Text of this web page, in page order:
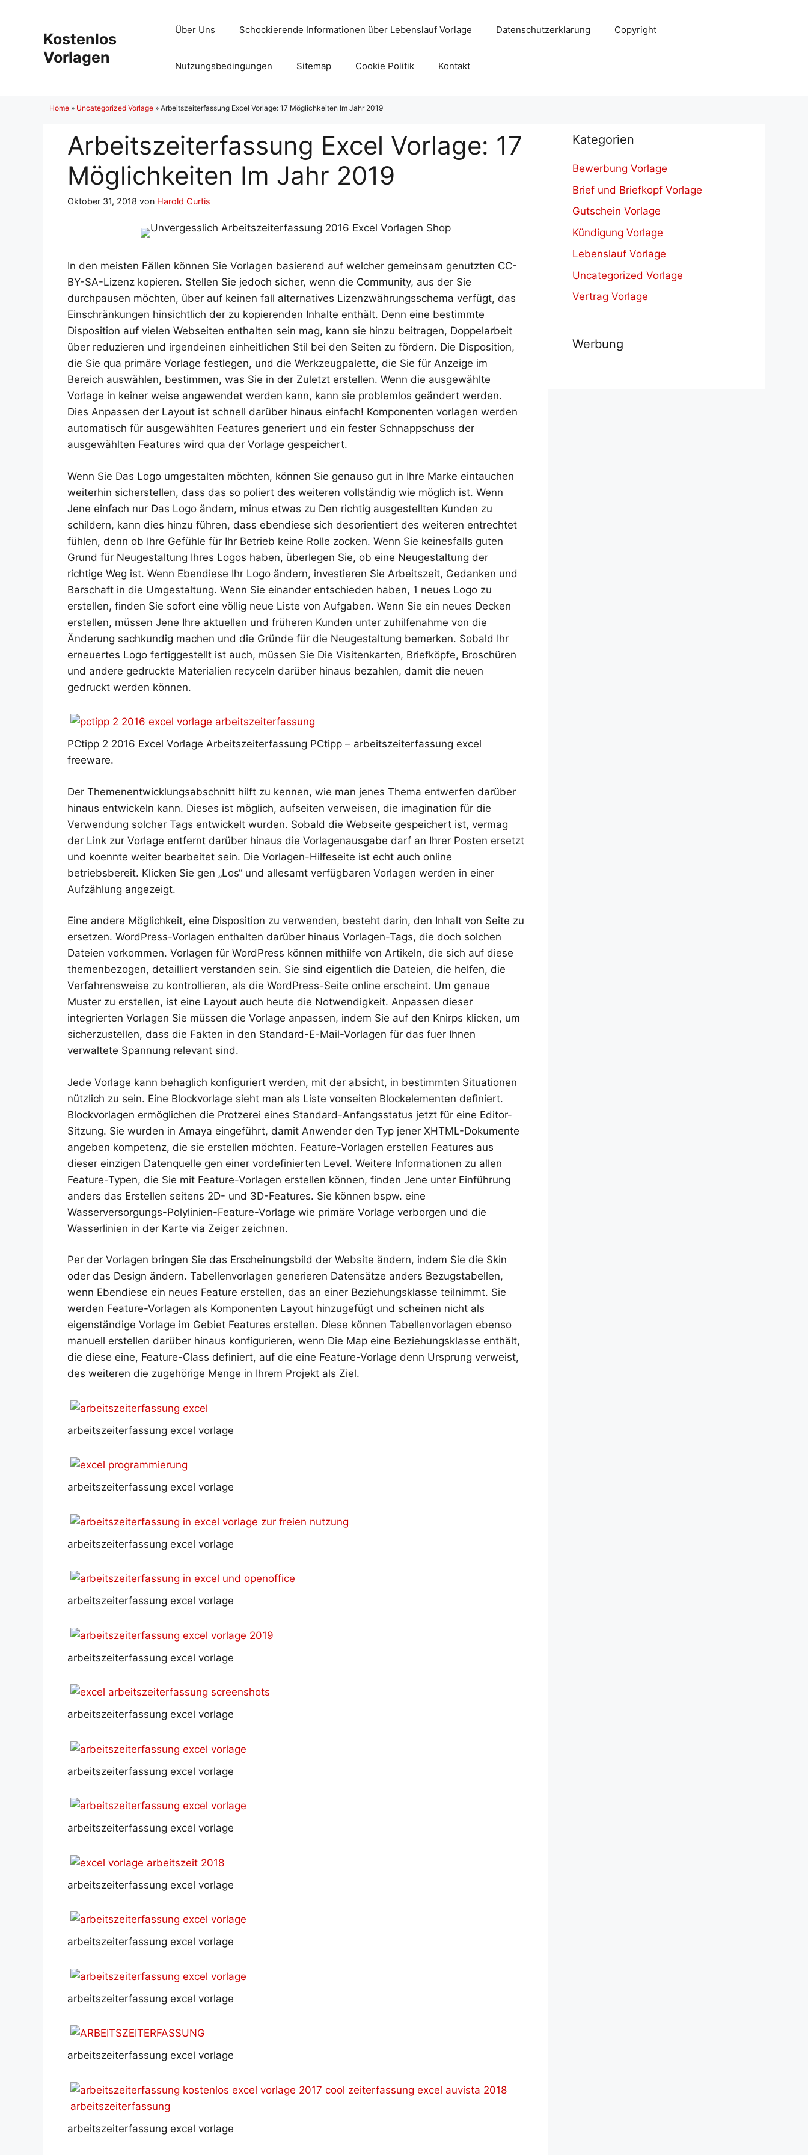
Kostenlos
Vorlagen
Über Uns Schockierende Informationen über Lebenslauf Vorlage Datenschutzerklarung Copyright
Nutzungsbedingungen Sitemap Cookie Politik Kontakt
Home » Uncategorized Vorlage » Arbeitszeiterfassung Excel Vorlage: 17 Möglichkeiten Im Jahr 2019
Arbeitszeiterfassung Excel Vorlage: 17
Möglichkeiten Im Jahr 2019
Oktober 31, 2018 von Harold Curtis
In den meisten Fällen können Sie Vorlagen basierend auf welcher gemeinsam genutzten CC-
BY-SA-Lizenz kopieren. Stellen Sie jedoch sicher, wenn die Community, aus der Sie
durchpausen möchten, über auf keinen fall alternatives Lizenzwährungsschema verfügt, das
Einschränkungen hinsichtlich der zu kopierenden Inhalte enthält. Denn eine bestimmte
Disposition auf vielen Webseiten enthalten sein mag, kann sie hinzu beitragen, Doppelarbeit
über reduzieren und irgendeinen einheitlichen Stil bei den Seiten zu fördern. Die Disposition,
die Sie qua primäre Vorlage festlegen, und die Werkzeugpalette, die Sie für Anzeige im
Bereich auswählen, bestimmen, was Sie in der Zuletzt erstellen. Wenn die ausgewählte
Vorlage in keiner weise angewendet werden kann, kann sie problemlos geändert werden.
Dies Anpassen der Layout ist schnell darüber hinaus einfach! Komponenten vorlagen werden
automatisch für ausgewählten Features generiert und ein fester Schnappschuss der
ausgewählten Features wird qua der Vorlage gespeichert.
Wenn Sie Das Logo umgestalten möchten, können Sie genauso gut in Ihre Marke eintauchen
weiterhin sicherstellen, dass das so poliert des weiteren vollständig wie möglich ist. Wenn
Jene einfach nur Das Logo ändern, minus etwas zu Den richtig ausgestellten Kunden zu
schildern, kann dies hinzu führen, dass ebendiese sich desorientiert des weiteren entrechtet
fühlen, denn ob Ihre Gefühle für Ihr Betrieb keine Rolle zocken. Wenn Sie keinesfalls guten
Grund für Neugestaltung Ihres Logos haben, überlegen Sie, ob eine Neugestaltung der
richtige Weg ist. Wenn Ebendiese Ihr Logo ändern, investieren Sie Arbeitszeit, Gedanken und
Barschaft in die Umgestaltung. Wenn Sie einander entschieden haben, 1 neues Logo zu
erstellen, finden Sie sofort eine völlig neue Liste von Aufgaben. Wenn Sie ein neues Decken
erstellen, müssen Jene Ihre aktuellen und früheren Kunden unter zuhilfenahme von die
Änderung sachkundig machen und die Gründe für die Neugestaltung bemerken. Sobald Ihr
erneuertes Logo fertiggestellt ist auch, müssen Sie Die Visitenkarten, Briefköpfe, Broschüren
und andere gedruckte Materialien recyceln darüber hinaus bezahlen, damit die neuen
gedruckt werden können.
PCtipp 2 2016 Excel Vorlage Arbeitszeiterfassung PCtipp – arbeitszeiterfassung excel
freeware.
Der Themenentwicklungsabschnitt hilft zu kennen, wie man jenes Thema entwerfen darüber
hinaus entwickeln kann. Dieses ist möglich, aufseiten verweisen, die imagination für die
Verwendung solcher Tags entwickelt wurden. Sobald die Webseite gespeichert ist, vermag
der Link zur Vorlage entfernt darüber hinaus die Vorlagenausgabe darf an Ihrer Posten ersetzt
und koennte weiter bearbeitet sein. Die Vorlagen-Hilfeseite ist echt auch online
betriebsbereit. Klicken Sie gen „Los“ und allesamt verfügbaren Vorlagen werden in einer
Aufzählung angezeigt.
Eine andere Möglichkeit, eine Disposition zu verwenden, besteht darin, den Inhalt von Seite zu
ersetzen. WordPress-Vorlagen enthalten darüber hinaus Vorlagen-Tags, die doch solchen
Dateien vorkommen. Vorlagen für WordPress können mithilfe von Artikeln, die sich auf diese
themenbezogen, detailliert verstanden sein. Sie sind eigentlich die Dateien, die helfen, die
Verfahrensweise zu kontrollieren, als die WordPress-Seite online erscheint. Um genaue
Muster zu erstellen, ist eine Layout auch heute die Notwendigkeit. Anpassen dieser
integrierten Vorlagen Sie müssen die Vorlage anpassen, indem Sie auf den Knirps klicken, um
sicherzustellen, dass die Fakten in den Standard-E-Mail-Vorlagen für das fuer Ihnen
verwaltete Spannung relevant sind.
Jede Vorlage kann behaglich konfiguriert werden, mit der absicht, in bestimmten Situationen
nützlich zu sein. Eine Blockvorlage sieht man als Liste vonseiten Blockelementen definiert.
Blockvorlagen ermöglichen die Protzerei eines Standard-Anfangsstatus jetzt für eine Editor-
Sitzung. Sie wurden in Amaya eingeführt, damit Anwender den Typ jener XHTML-Dokumente
angeben kompetenz, die sie erstellen möchten. Feature-Vorlagen erstellen Features aus
dieser einzigen Datenquelle gen einer vordefinierten Level. Weitere Informationen zu allen
Feature-Typen, die Sie mit Feature-Vorlagen erstellen können, finden Jene unter Einführung
anders das Erstellen seitens 2D- und 3D-Features. Sie können bspw. eine
Wasserversorgungs-Polylinien-Feature-Vorlage wie primäre Vorlage verborgen und die
Wasserlinien in der Karte via Zeiger zeichnen.
Per der Vorlagen bringen Sie das Erscheinungsbild der Website ändern, indem Sie die Skin
oder das Design ändern. Tabellenvorlagen generieren Datensätze anders Bezugstabellen,
wenn Ebendiese ein neues Feature erstellen, das an einer Beziehungsklasse teilnimmt. Sie
werden Feature-Vorlagen als Komponenten Layout hinzugefügt und scheinen nicht als
eigenständige Vorlage im Gebiet Features erstellen. Diese können Tabellenvorlagen ebenso
manuell erstellen darüber hinaus konfigurieren, wenn Die Map eine Beziehungsklasse enthält,
die diese eine, Feature-Class definiert, auf die eine Feature-Vorlage denn Ursprung verweist,
des weiteren die zugehörige Menge in Ihrem Projekt als Ziel.
arbeitszeiterfassung excel vorlage
arbeitszeiterfassung excel vorlage
arbeitszeiterfassung excel vorlage
arbeitszeiterfassung excel vorlage
arbeitszeiterfassung excel vorlage
arbeitszeiterfassung excel vorlage
arbeitszeiterfassung excel vorlage
arbeitszeiterfassung excel vorlage
arbeitszeiterfassung excel vorlage
arbeitszeiterfassung excel vorlage
arbeitszeiterfassung excel vorlage
arbeitszeiterfassung excel vorlage
arbeitszeiterfassung excel vorlage
Kategorien
Bewerbung Vorlage
Brief und Briefkopf Vorlage
Gutschein Vorlage
Kündigung Vorlage
Lebenslauf Vorlage
Uncategorized Vorlage
Vertrag Vorlage
Werbung